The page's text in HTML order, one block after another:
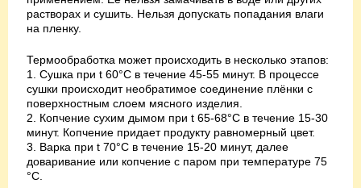
растворах и сушить. Нельзя допускать попадания влаги
на пленку.
Термообработка может происходить в несколько этапов:
1. Сушка при t 60°С в течение 45-55 минут. В процессе
сушки происходит необратимое соединение плёнки с
поверхностным слоем мясного изделия.
2. Копчение сухим дымом при t 65-68°С в течение 15-30
минут. Копчение придает продукту равномерный цвет.
3. Варка при t 70°С в течение 15‑20 минут, далее
доваривание или копчение с паром при температуре 75
°С.